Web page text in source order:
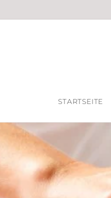
STARTSEITE